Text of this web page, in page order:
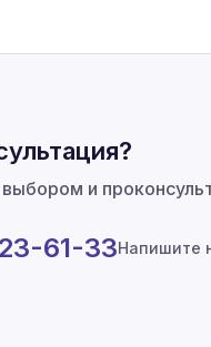
и
61-33Напишите